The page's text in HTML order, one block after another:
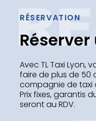
RÉSERVATION
Réserver
Avec TL Taxi Lyon,
faire de plus de 50
compagnie de taxi
Prix fixes, garantis
seront au RDV.